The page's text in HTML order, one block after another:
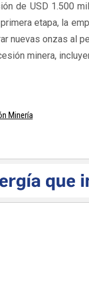
de USD 1.500
etapa, la
nuevas onzas al
minera,
Minería